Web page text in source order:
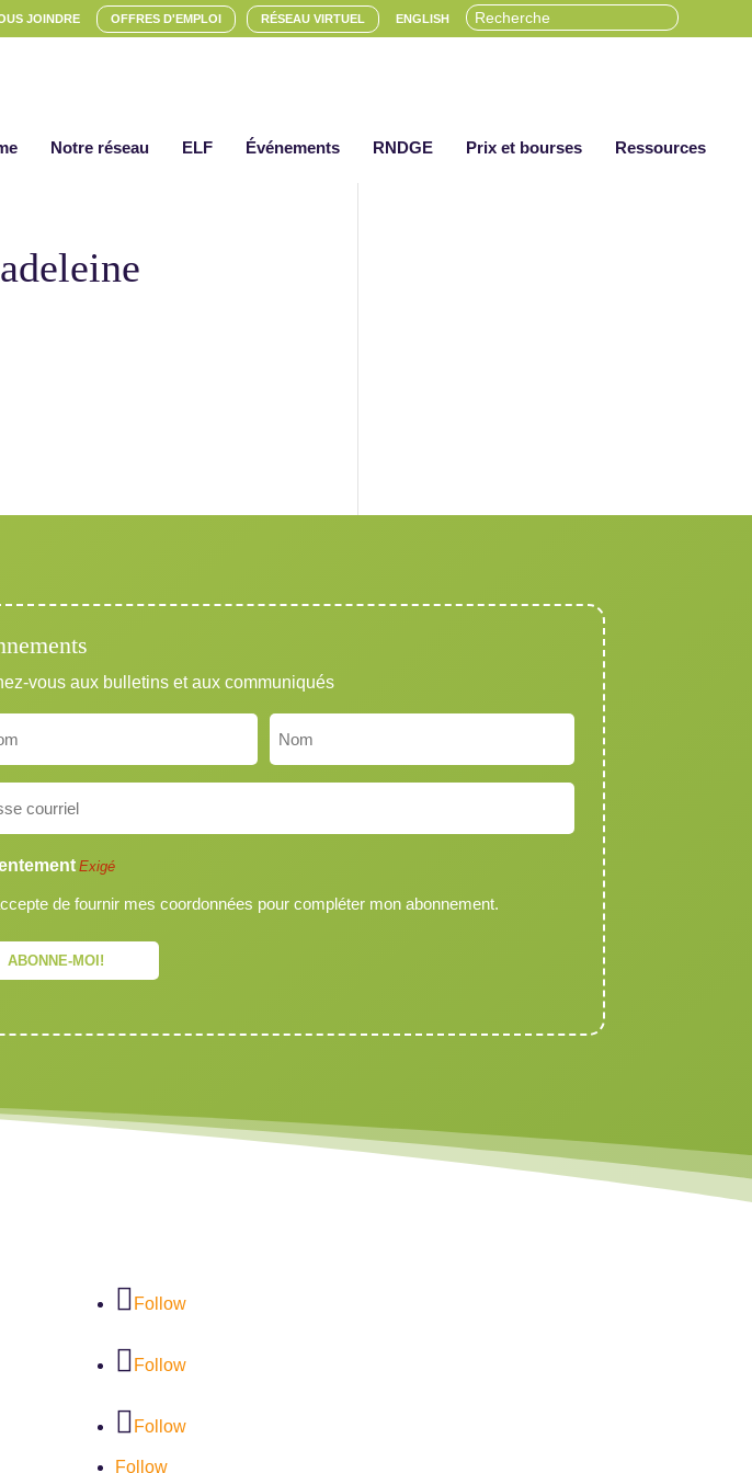
JOINDRE OFFRES D'EMPLOI RÉSEAU VIRTUEL ENGLISH
Notre réseau ELF Événements RNDGE Prix et bourses Ressources
vous aux bulletins et aux communiqués
Nom
Exigé
de fournir mes coordonnées pour compléter mon abonnement.
Follow
Follow
Follow
Follow